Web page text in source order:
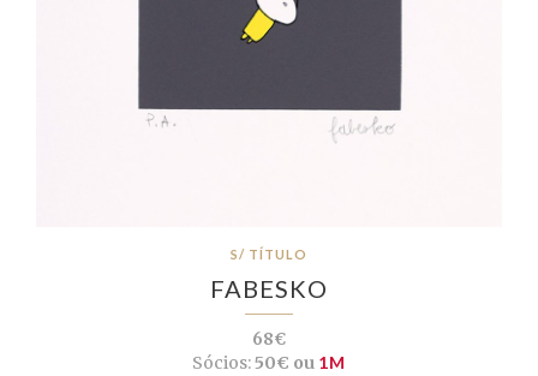
S/ TÍTULO
FABESKO
68€
Sócios:50€ ou 1M